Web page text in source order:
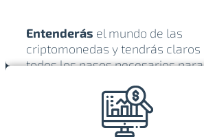
Entenderás el mundo de las
criptomonedas y tendrás claros
todos los pasos necesarios para